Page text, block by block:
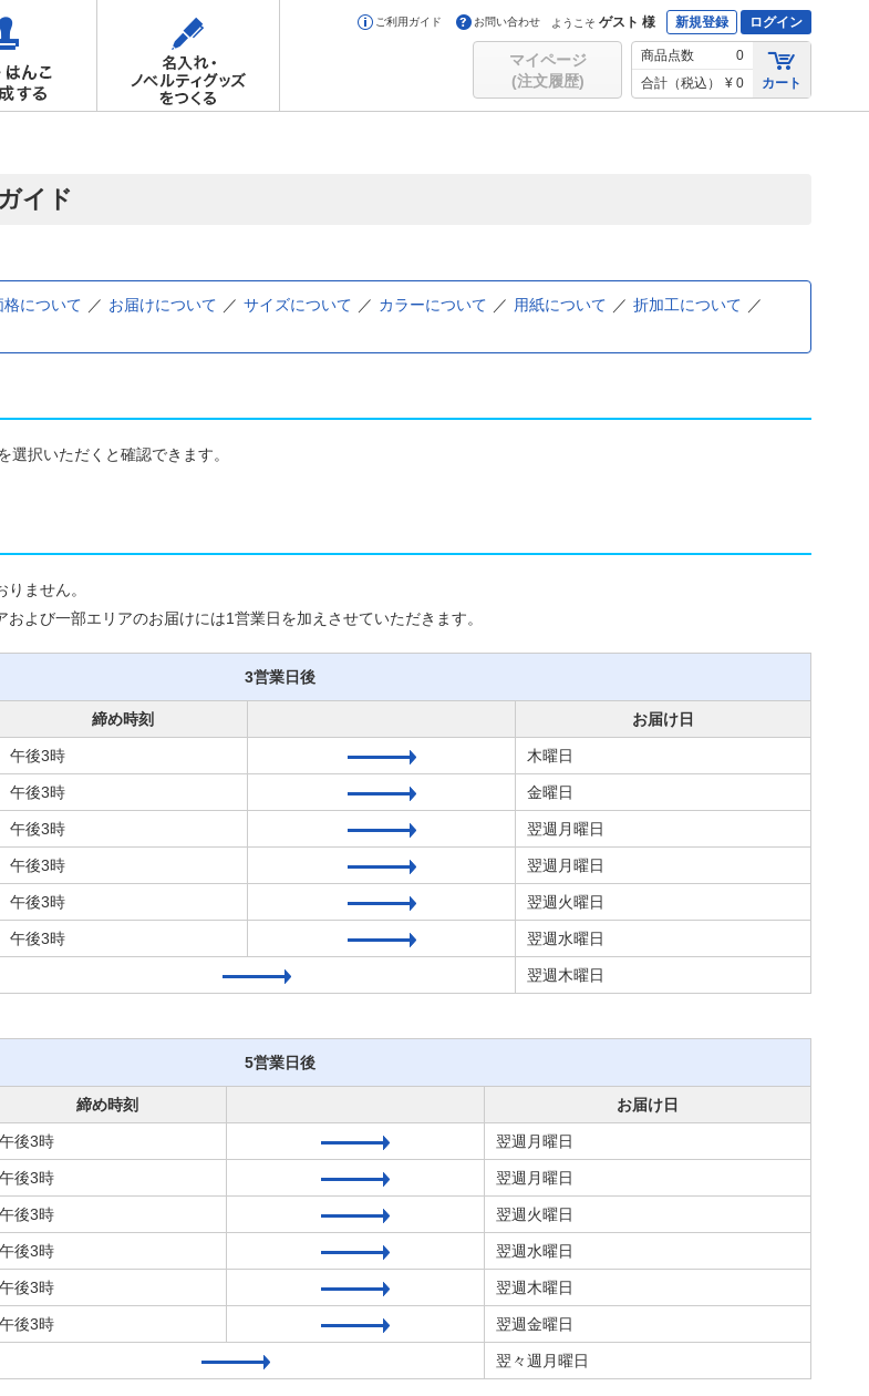
ご利用ガイド お問い合わせ ようこそ ゲスト 様 新規登録 ログイン
マイページ
(注文履歴)
商品点数
0
合計（税込）
¥ 0 カート
イド
格について お届けについて サイズについて カラーについて 用紙について
折加工について
択いただくと確認できます。
ません。
よび一部エリアのお届けには1営業日を加えさせていただきます。
3営業日後
締め時刻 お届け日
午後3時 木曜日
午後3時 金曜日
午後3時 翌週月曜日
午後3時 翌週月曜日
午後3時 翌週火曜日
午後3時 翌週水曜日
翌週木曜日
5営業日後
締め時刻 お届け日
午後3時 翌週月曜日
午後3時 翌週月曜日
午後3時 翌週火曜日
午後3時 翌週水曜日
午後3時 翌週木曜日
午後3時 翌週金曜日
翌々週月曜日